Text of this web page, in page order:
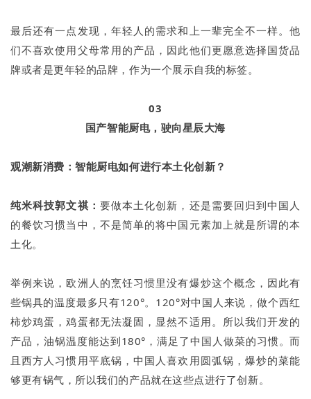
最后还有一点发现，年轻人的需求和上一辈完全不一样。他
们不喜欢使用父母常用的产品，因此他们更愿意选择国货品
牌或者是更年轻的品牌，作为一个展示自我的标签。
03
国产智能厨电，驶向星辰大海
观潮新消费：智能厨电如何进行本土化创新？
纯米科技郭文祺： 要做本土化创新，还是需要回归到中国人
的餐饮习惯当中，不是简单的将中国元素加上就是所谓的本
土化。
举例来说，欧洲人的烹饪习惯里没有爆炒这个概念，因此有
些锅具的温度最多只有120°。120°对中国人来说，做个西红
柿炒鸡蛋，鸡蛋都无法凝固，显然不适用。所以我们开发的
产品，油锅温度能达到180°，满足了中国人做菜的习惯。而
且西方人习惯用平底锅，中国人喜欢用圆弧锅，爆炒的菜能
够更有锅气，所以我们的产品就在这些点进行了创新。